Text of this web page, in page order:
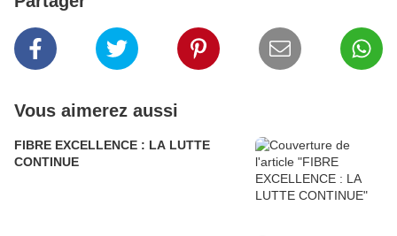
Vous aimerez aussi
FIBRE EXCELLENCE : LA LUTTE
CONTINUE